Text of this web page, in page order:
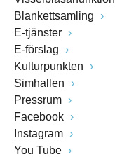
Blankettsamling
E-tjänster
E-förslag
Kulturpunkten
Simhallen
Pressrum
Facebook
Instagram
You Tube